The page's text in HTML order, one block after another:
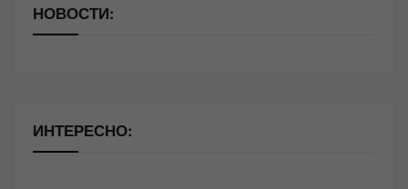
НОВОСТИ:
ИНТЕРЕСНО: